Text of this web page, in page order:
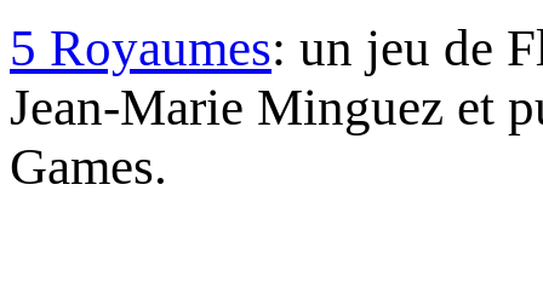
5 Royaumes: un jeu de
Jean-Marie Minguez et
Games.